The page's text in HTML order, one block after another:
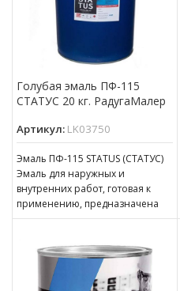
Голубая эмаль ПФ-115
СТАТУС 20 кг. РадугаМалер
Артикул: LK03750
Эмаль ПФ-115 STATUS (СТАТУС)
Эмаль для наружных и
внутренних работ, готовая к
применению, предназначена
для покрытия металлических,
оштукатуренных